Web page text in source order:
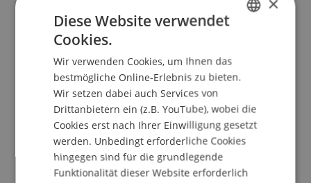
School/Professur:
Studienverwaltung Bachelorstudiengang
Architektur
Mit dem Schnuppertag bekommen interessierte
Jugendliche eine wertvolle Entscheidungshilfe
und einen möglichst umfassenden Einblick in den
Fachbereich und das Studium.
Programm
Diese Website verwendet
Cookies.
Wir verwenden Cookies, um Ihnen das
bestmögliche Online-Erlebnis zu bieten.
Wir setzen dabei auch Services von
Drittanbietern ein (z.B. YouTube), wobei die
Cookies erst nach Ihrer Einwilligung gesetzt
werden. Unbedingt erforderliche Cookies
hingegen sind für die grundlegende
Funktionalität dieser Website erforderlich